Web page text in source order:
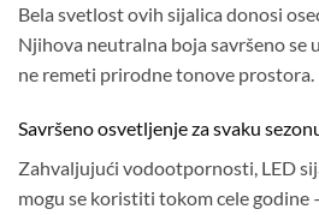
Bela svetlost ovih sijalica donosi
Njihova neutralna boja savršeno se
ne remeti prirodne tonove prostora.
Savršeno osvetljenje za svaku
Zahvaljujući vodootpornosti, LED
mogu se koristiti tokom cele godine